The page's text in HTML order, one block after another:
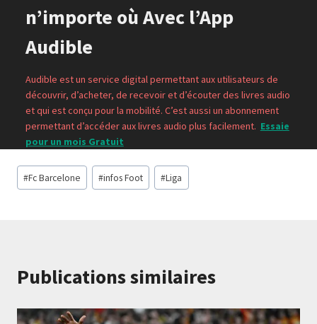
n’importe où Avec l’App
Audible
Audible est un service digital permettant aux utilisateurs de
découvrir, d’acheter, de recevoir et d’écouter des livres audio
et qui est conçu pour la mobilité. C’est aussi un abonnement
permettant d’accéder aux livres audio plus facilement. Essaie
pour un mois Gratuit
Étiquettes
de
#Fc Barcelone #infos Foot #Liga
Publications similaires